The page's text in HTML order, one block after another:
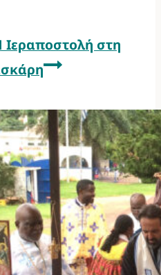
Ιεραποστολή στη